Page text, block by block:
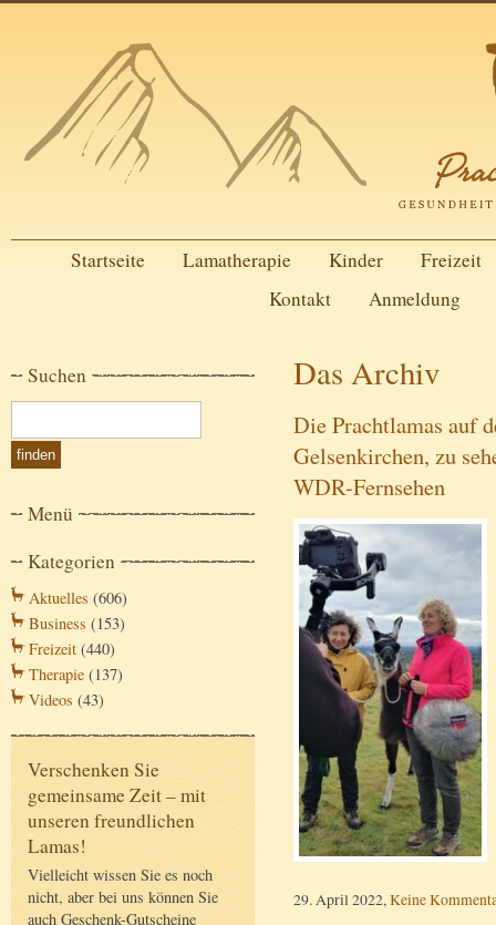
Startseite Lamatherapie Kinder
Freizeit
Kontakt
Anmeldung
Suchen
Menü
Kategorien
Aktuelles (606)
Business (153)
Freizeit (440)
Therapie (137)
Videos (43)
Verschenken Sie
gemeinsame Zeit – mit
unseren freundlichen
Lamas!
Vielleicht wissen Sie es noch
nicht, aber bei uns können Sie
auch Geschenk-Gutscheine
Das Archiv
Die Prachtlamas auf
Gelsenkirchen, zu
WDR-Fernsehen
29. April 2022,Keine